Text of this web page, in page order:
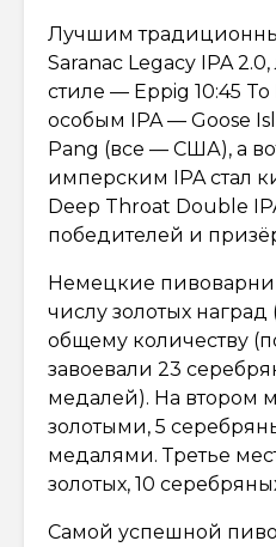
Лучшим
Saranac Legacy IPA
стиле — Eppig 10:45
особым IPA — Goose
Pang (все — США), а
имперским IPA стал
Deep Throat Double
победителей и
Немецкие
числу золотых наград
общему количеству
завоевали 23
медалей). На втором
золотыми, 5
медалями. Третье
золотых, 10
Самой успешной